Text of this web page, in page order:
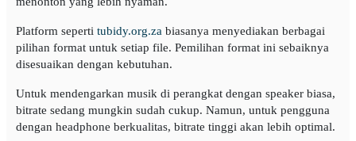
Platform seperti tubidy.org.za biasanya menyediakan berbagai
pilihan format untuk setiap file. Pemilihan format ini sebaiknya
disesuaikan dengan kebutuhan.
Untuk mendengarkan musik di perangkat dengan speaker biasa,
bitrate sedang mungkin sudah cukup. Namun, untuk pengguna
dengan headphone berkualitas, bitrate tinggi akan lebih optimal.